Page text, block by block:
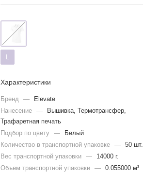
L
Характеристики
Бренд —
Elevate
Нанесение
—
Вышивка, Термотрансфер,
Трафаретная печать
Подбор по цвету
—
Белый
Количество в транспортной упаковке
—
50 шт.
Вес транспортной упаковки
—
14000 г.
Объем транспортной упаковки
— 0.055000 м³